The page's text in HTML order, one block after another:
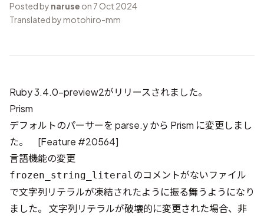
Posted by naruse on 7 Oct 2024
Translated by motohiro-mm
Ruby 3.4.0-preview2がリリースされました。
Prism
デフォルトのパーサーを parse.y から Prism に変更しまし
た。 [Feature #20564]
言語機能の変更
frozen_string_literalのコメントがないファイル
で文字列リテラルが凍結されたように振る舞うようになり
ました。 文字列リテラルが破壊的に変更された場合、非